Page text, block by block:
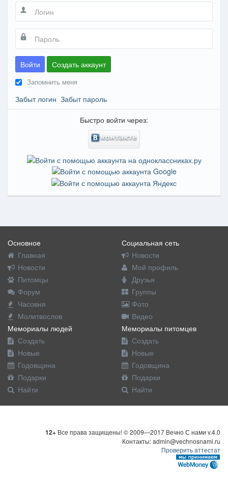
Войти Создать аккаунт
Запомнить меня
Забыт логин Забыт пароль
Быстро войти через:
Основное
Главная
Новости
Питомцы
Форум
Часовня
Молитвослов
Социальная сеть
Новости
Мой профиль
Друзья
Группы
Фото
Видео
Мемориалы людей
Создать
Новые
Годовщина
Подарки
Найти
Мемориалы питомцев
Создать
Новые
Годовщина
Подарки
Найти
12+ Все права защищены! © 2009—2017 Вечно С нами v.4.0
Контакты: admin@vechnosnami.ru
Проверить аттестат